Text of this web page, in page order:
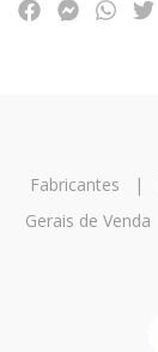
Fabricantes |
Gerais de Venda